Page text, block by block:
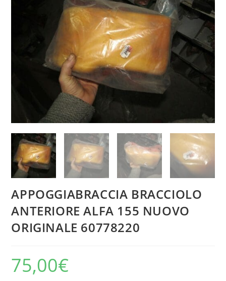
APPOGGIABRACCIA BRACCIOLO
ANTERIORE ALFA 155 NUOVO
ORIGINALE 60778220
75,00€